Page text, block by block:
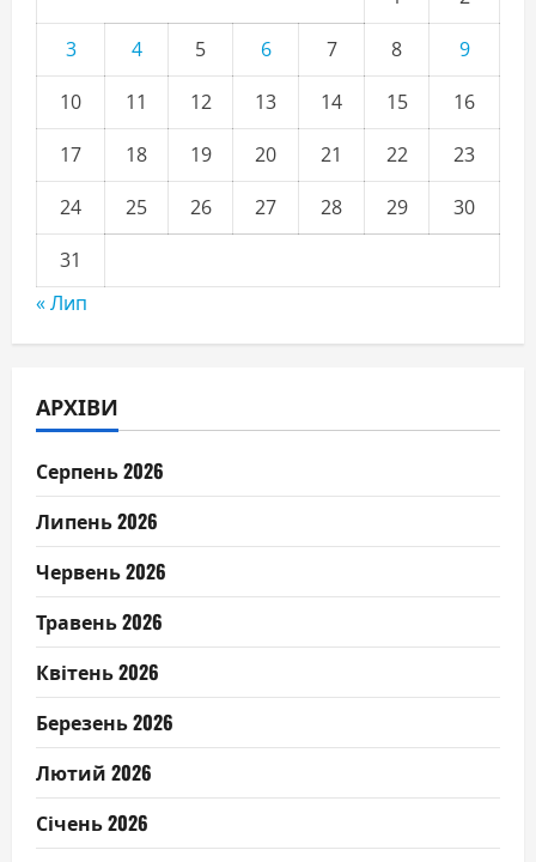
3
4 5 6 7 8
9
10
11 12 13 14 15
16
17
18 19 20 21 22
23
24
25 26 27 28 29
30
31
« Лип
АРХІВИ
Серпень 2026
Липень 2026
Червень 2026
Травень 2026
Квітень 2026
Березень 2026
Лютий 2026
Січень 2026